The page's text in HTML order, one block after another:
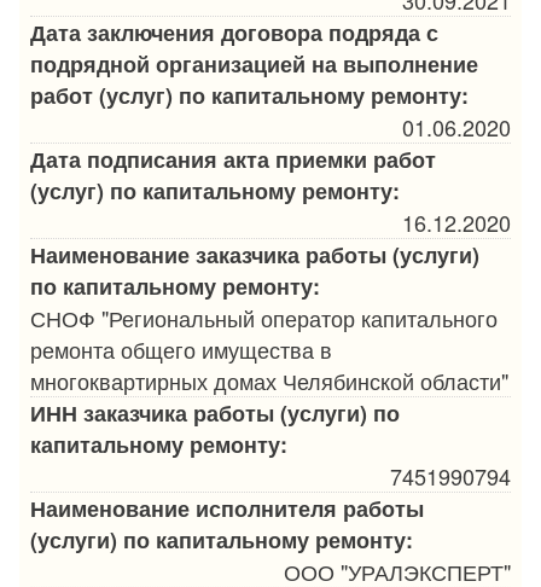
Дата заключения договора подряда с
подрядной организацией на выполнение
работ (услуг) по капитальному ремонту:
01.06.2020
Дата подписания акта приемки работ
(услуг) по капитальному ремонту:
16.12.2020
Наименование заказчика работы (услуги)
по капитальному ремонту:
СНОФ "Региональный оператор капитального
ремонта общего имущества в
многоквартирных домах Челябинской области"
ИНН заказчика работы (услуги) по
капитальному ремонту:
7451990794
Наименование исполнителя работы
(услуги) по капитальному ремонту:
ООО "УРАЛЭКСПЕРТ"